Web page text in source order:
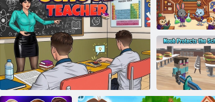
Podvale u školi
Toka Boka:
Škola
Škola za kućne
ljubimce Yasa